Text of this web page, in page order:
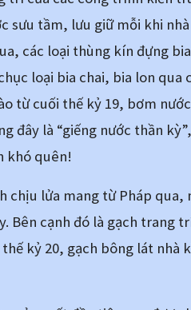
sưu tầm, lưu giữ mỗi khi
các loại thùng kín đựng
loại bia chai, bia lon qua
từ cuối thế kỷ 19, bơm
đây là “giếng nước thần
khó quên!
chịu lửa mang từ Pháp qua,
Bên cạnh đó là gạch trang
kỷ 20, gạch bông lát nhà